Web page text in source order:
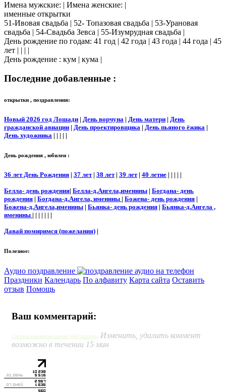
Имена мужские: | Имена женские: |
именные открытки
51-Ивовая свадьба | 52- Топазовая свадьба | 53-Урановая
свадьба | 54-Свадьба Зевса | 55-Изумрудная свадьба |
День рождение по годам: 41 год | 42 года | 43 года | 44 года | 45
лет | | | |
День рождение : кум | кума |
Последние добавленные :
открытки , поздравления:
Новый 2026 год Лошади | День ворчуна | День матери | День
гражданской авиации | День проектировщика | День пьяного ёжика |
День художника | | | | |
День рождения , юбилеи :
36 лет День Рождения | 37 лет| 38 лет| 39 лет| 40 летие | | | | |
Белла- день рождения| Белла-д.Ангела,именины | Богдана- день
рождения | Богдана-д.Ангела, именины | Божена- день рождения |
Божена-д.Ангела,именины | Бьянка- день рождения | Бьянка-д.Ангела ,
именины | | | | | | |
Давай помиримся (пожелания) |
Полезное:
Аудио поздравление
Праздники Календарь По алфавиту Карта сайта Оставить
отзыв Помощь
Ваш комментарий:
Система комментирования SigComments Изменить, удалить коммент
возможно в течении 15 мин